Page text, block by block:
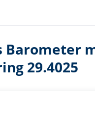
Barometer
29.4025